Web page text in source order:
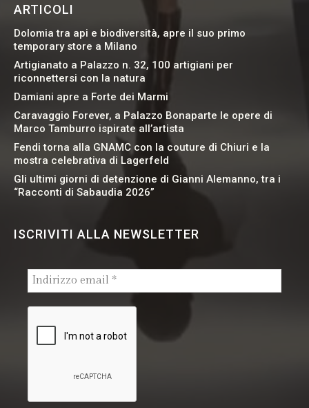
ARTICOLI
Dolomia tra api e biodiversità, apre il suo primo
temporary store a Milano
Artigianato a Palazzo n. 32, 100 artigiani per
riconnettersi con la natura
Damiani apre a Forte dei Marmi
Caravaggio Forever, a Palazzo Bonaparte le opere di
Marco Tamburro ispirate all’artista
Fendi torna alla GNAMC con la couture di Chiuri e la
mostra celebrativa di Lagerfeld
Gli ultimi giorni di detenzione di Gianni Alemanno, tra i
“Racconti di Sabaudia 2026”
ISCRIVITI ALLA NEWSLETTER